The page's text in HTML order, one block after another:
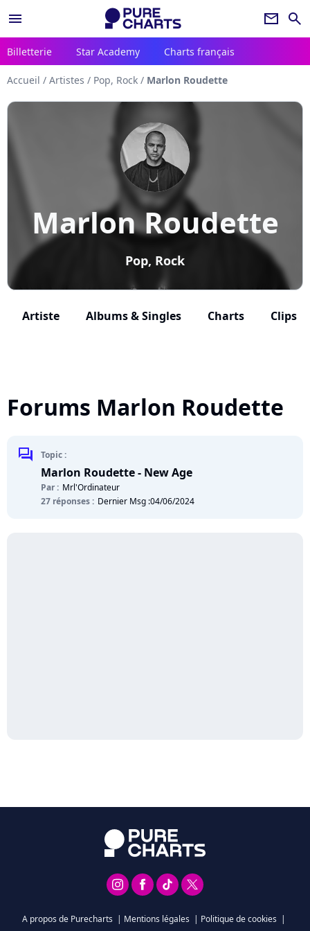
menu newsletter search
Billetterie Star Academy Charts français
Accueil / Artistes / Pop, Rock / Marlon Roudette
Marlon Roudette
Pop, Rock
Artiste Albums & Singles Charts Clips
Forums Marlon Roudette
chat Topic :
Marlon Roudette - New Age
Par : Mrl'Ordinateur
27 réponses : Dernier Msg :04/06/2024
A propos de Purecharts | Mentions légales | Politique de cookies |